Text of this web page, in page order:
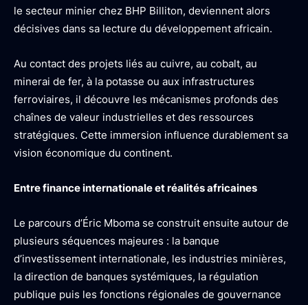
le secteur minier chez BHP Billiton, deviennent alors
décisives dans sa lecture du développement africain.
Au contact des projets liés au cuivre, au cobalt, au
minerai de fer, à la potasse ou aux infrastructures
ferroviaires, il découvre les mécanismes profonds des
chaînes de valeur industrielles et des ressources
stratégiques. Cette immersion influence durablement sa
vision économique du continent.
Entre finance internationale et réalités africaines
Le parcours d’Éric Mboma se construit ensuite autour de
plusieurs séquences majeures : la banque
d’investissement internationale, les industries minières,
la direction de banques systémiques, la régulation
publique puis les fonctions régionales de gouvernance